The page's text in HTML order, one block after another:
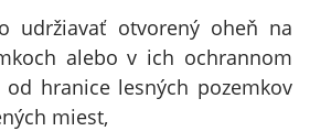
udržiavať otvorený oheň na
alebo v ich ochrannom
hranice lesných pozemkov
miest,